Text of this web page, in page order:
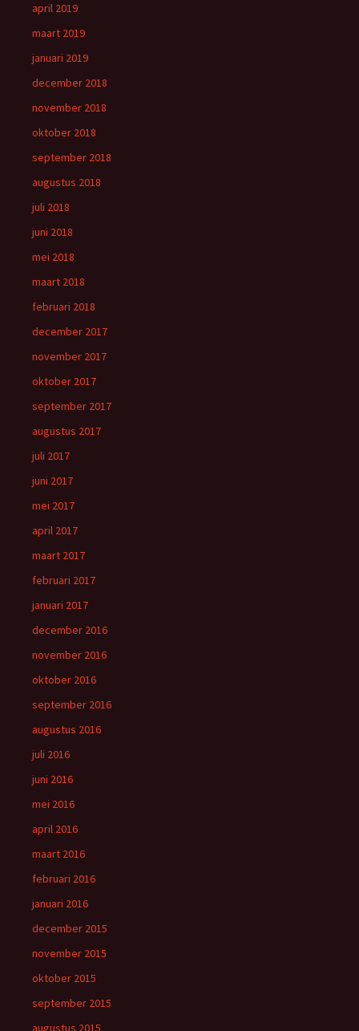
april 2019
maart 2019
januari 2019
december 2018
november 2018
oktober 2018
september 2018
augustus 2018
juli 2018
juni 2018
mei 2018
maart 2018
februari 2018
december 2017
november 2017
oktober 2017
september 2017
augustus 2017
juli 2017
juni 2017
mei 2017
april 2017
maart 2017
februari 2017
januari 2017
december 2016
november 2016
oktober 2016
september 2016
augustus 2016
juli 2016
juni 2016
mei 2016
april 2016
maart 2016
februari 2016
januari 2016
december 2015
november 2015
oktober 2015
september 2015